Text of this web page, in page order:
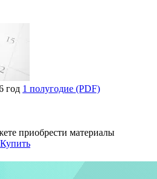
год 1 полугодие (PDF)
приобрести материалы
Купить